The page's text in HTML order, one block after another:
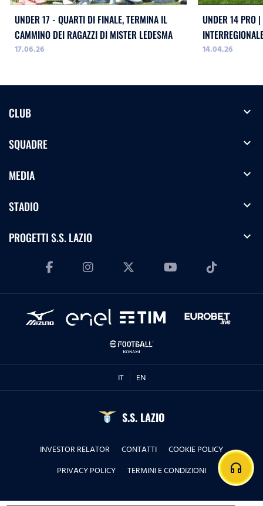
UNDER 17 - QUARTI DI FINALE, TERMINA IL
CAMMINO DEI RAGAZZI DI MISTER LEDESMA
17.06.26
UNDER 14 PRO
NAPOLI,
14.04.26
CLUB expand_more
SQUADRE expand_more
MEDIA expand_more
STADIO expand_more
PROGETTI S.S. LAZIO expand_more
IT EN
S.S. LAZIO
INVESTOR RELATOR CONTATTI
COOKIE POLICY
PRIVACY POLICY
TERMINI E CONDIZIONI headphones